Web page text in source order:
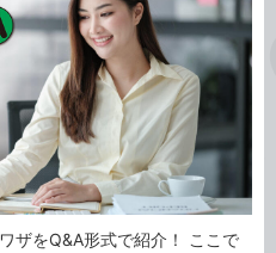
ザをQ&A形式で紹介！ ここで